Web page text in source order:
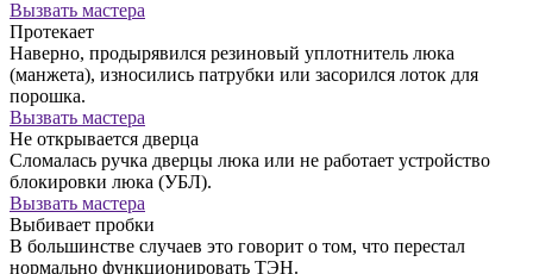
Вызвать мастера
Протекает
Наверно, продырявился резиновый уплотнитель люка
(манжета), износились патрубки или засорился лоток для
порошка.
Вызвать мастера
Не открывается дверца
Сломалась ручка дверцы люка или не работает устройство
блокировки люка (УБЛ).
Вызвать мастера
Выбивает пробки
В большинстве случаев это говорит о том, что перестал
нормально функционировать ТЭН.